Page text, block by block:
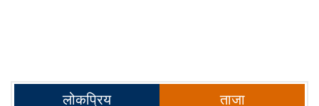
लोकप्रिय ताजा